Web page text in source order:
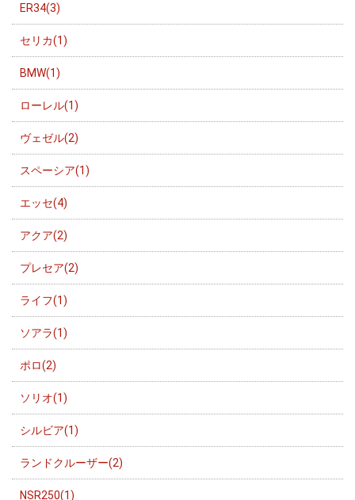
ER34(3)
セリカ(1)
BMW(1)
ローレル(1)
ヴェゼル(2)
スペーシア(1)
エッセ(4)
アクア(2)
プレセア(2)
ライフ(1)
ソアラ(1)
ポロ(2)
ソリオ(1)
シルビア(1)
ランドクルーザー(2)
NSR250(1)